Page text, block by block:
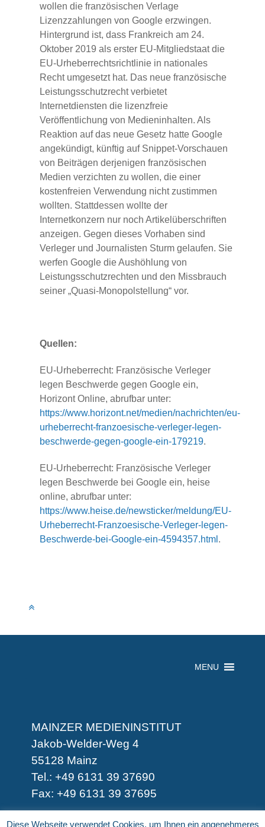
wollen die französischen Verlage
Lizenzzahlungen von Google erzwingen.
Hintergrund ist, dass Frankreich am 24.
Oktober 2019 als erster EU-Mitgliedstaat die
EU-Urheberrechtsrichtlinie in nationales
Recht umgesetzt hat. Das neue französische
Leistungsschutzrecht verbietet
Internetdiensten die lizenzfreie
Veröffentlichung von Medieninhalten. Als
Reaktion auf das neue Gesetz hatte Google
angekündigt, künftig auf Snippet-Vorschauen
von Beiträgen derjenigen französischen
Medien verzichten zu wollen, die einer
kostenfreien Verwendung nicht zustimmen
wollten. Stattdessen wollte der
Internetkonzern nur noch Artikelüberschriften
anzeigen. Gegen dieses Vorhaben sind
Verleger und Journalisten Sturm gelaufen. Sie
werfen Google die Aushöhlung von
Leistungsschutzrechten und den Missbrauch
seiner „Quasi-Monopolstellung“ vor.
Quellen:
EU-Urheberrecht: Französische Verleger
legen Beschwerde gegen Google ein,
Horizont Online, abrufbar unter:
https://www.horizont.net/medien/nachrichten/eu-
urheberrecht-franzoesische-verleger-legen-
beschwerde-gegen-google-ein-179219.
EU-Urheberrecht: Französische Verleger
legen Beschwerde bei Google ein, heise
online, abrufbar unter:
https://www.heise.de/newsticker/meldung/EU-
Urheberrecht-Franzoesische-Verleger-legen-
Beschwerde-bei-Google-ein-4594357.html .
MENU
MAINZER MEDIENINSTITUT
Jakob-Welder-Weg 4
55128 Mainz
Tel.: +49 6131 39 37690
Fax: +49 6131 39 37695
-
Diese Webseite verwendet Cookies, um Ihnen ein angenehmeres